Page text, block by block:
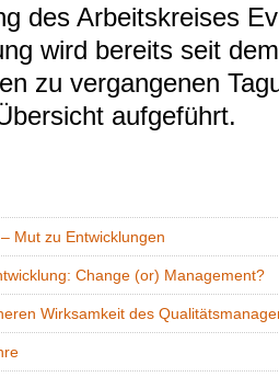
des Arbeitskreises
wird bereits seit
zu vergangenen
aufgeführt.
Mut zu Entwicklungen
Change (or) Management?
Wirksamkeit des